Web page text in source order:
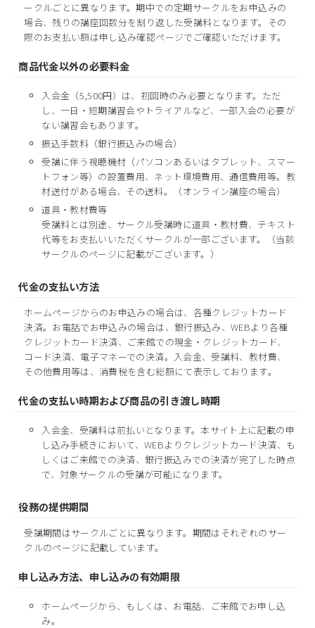
ークルごとに異なります。期中での定期サークルをお申込みの
場合、残りの講座回数分を割り返した受講料となります。その
際のお支払い額は申し込み確認ページでご確認いただけます。
商品代金以外の必要料金
入会金（5,500円）は、初回時のみ必要となります。ただ
し、一日・短期講習会やトライアルなど、一部入会の必要が
ない講習会もあります。
振込手数料（銀行振込みの場合）
受講に伴う視聴機材（パソコンあるいはタブレット、スマー
トフォン等）の設置費用、ネット環境費用、通信費用等。教
材送付がある場合、その送料。（オンライン講座の場合）
道具・教材費等
受講料とは別途、サークル受講時に道具・教材費、テキスト
代等をお支払いいただくサークルが一部ございます。（当該
サークルのページに記載がございます。）
代金の支払い方法
ホームページからのお申込みの場合は、各種クレジットカード
決済。お電話でお申込みの場合は、銀行振込み、WEBより各種
クレジットカード決済、ご来館での現金・クレジットカード、
コード決済、電子マネーでの決済。入会金、受講料、教材費、
その他費用等は、消費税を含む総額にて表示しております。
代金の支払い時期および商品の引き渡し時期
入会金、受講料は前払いとなります。本サイト上に記載の申
し込み手続きにおいて、WEBよりクレジットカード決済、も
しくはご来館での決済、銀行振込みでの決済が完了した時点
で、対象サークルの受講が可能になります。
役務の提供期間
受講期間はサークルごとに異なります。期間はそれぞれのサー
クルのページに記載しています。
申し込み方法、申し込みの有効期限
ホームページから、もしくは、お電話、ご来館でお申し込
み。